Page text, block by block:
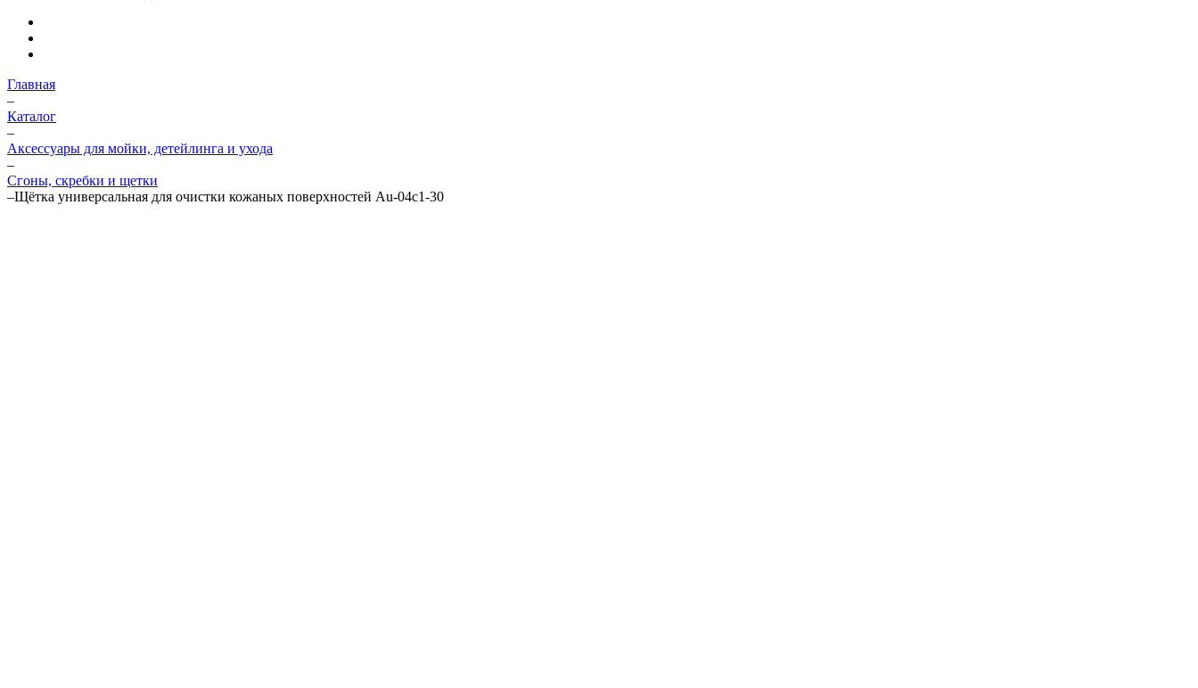
Главная
–
Каталог
–
Аксессуары для мойки, детейлинга и ухода
–
Сгоны, скребки и щетки
–Щётка универсальная для очистки кожаных поверхностей Au-04c1-30